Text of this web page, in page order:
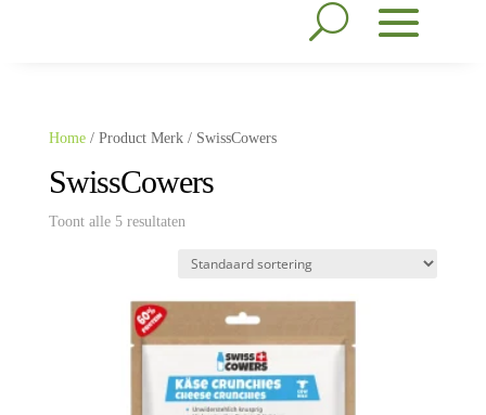
Home/ Product Merk / SwissCowers
SwissCowers
Toont alle 5 resultaten